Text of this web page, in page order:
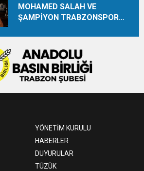
MOHAMED SALAH VE
ŞAMPİYON TRABZONSPOR
YÖNETİM KURULU
HABERLER
DUYURULAR
TÜZÜK